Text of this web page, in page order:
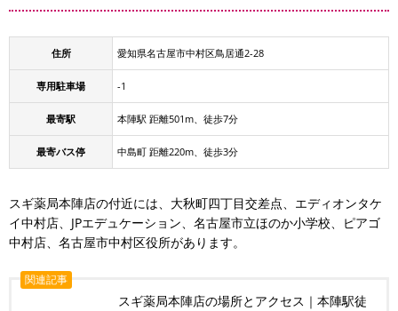
住所 愛知県名古屋市中村区鳥居通2-28
専用駐車場 -1
最寄駅 本陣駅 距離501m、徒歩7分
最寄バス停 中島町 距離220m、徒歩3分
スギ薬局本陣店の付近には、大秋町四丁目交差点、エディオンタケ
イ中村店、JPエデュケーション、名古屋市立ほのか小学校、ピアゴ
中村店、名古屋市中村区役所があります。
関連記事
スギ薬局本陣店の場所とアクセス｜本陣駅徒